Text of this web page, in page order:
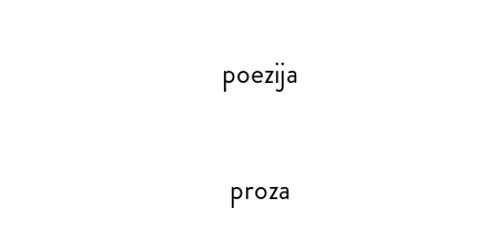
poezija
proza